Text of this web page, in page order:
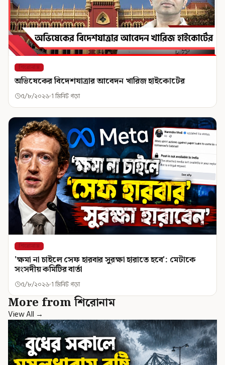
শিরোনাম
অভিষেকের বিদেশযাত্রার আবেদন খারিজ হাইকোর্টের
৫/৮/২০২৬ 1 মিনিট পড়া
শিরোনাম
'ক্ষমা না চাইলে সেফ হারবার সুরক্ষা হারাতে হবে': মেটাকে
সংসদীয় কমিটির বার্তা
৫/৮/২০২৬ 1 মিনিট পড়া
More from শিরোনাম
View All →